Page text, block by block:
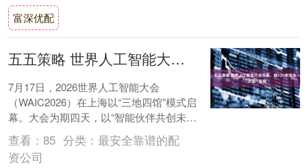
富深优配
五五策略 世界人工智能大会开幕，超120家深企“天团”亮相
7月17日，2026世界人工智能大会
（WAIC2026）在上海以“三地四馆”模式启
幕。大会为期四天，以“智能伙伴共创未
来”为主题，是国内规格最高、全球极具影响
力....
查看： 85 分类： 最安全靠谱的配
资公司